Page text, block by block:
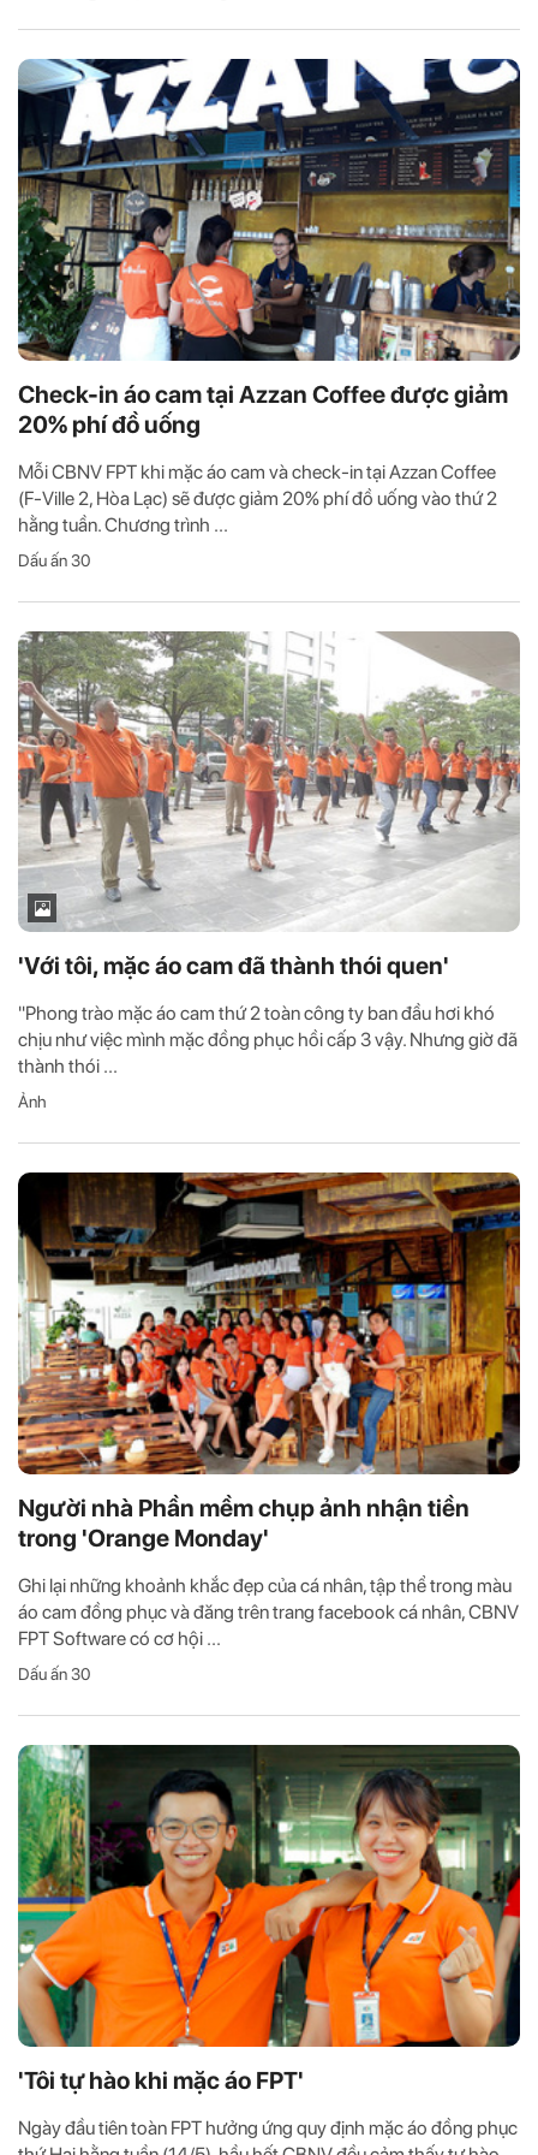
Check-in áo cam tại Azzan Coffee được giảm
20% phí đồ uống
Mỗi CBNV FPT khi mặc áo cam và check-in tại Azzan Coffee
(F-Ville 2, Hòa Lạc) sẽ được giảm 20% phí đồ uống vào thứ 2
hằng tuần. Chương trình ...
Dấu ấn 30
'Với tôi, mặc áo cam đã thành thói quen'
"Phong trào mặc áo cam thứ 2 toàn công ty ban đầu hơi khó
chịu như việc mình mặc đồng phục hồi cấp 3 vậy. Nhưng giờ đã
thành thói ...
Ảnh
Người nhà Phần mềm chụp ảnh nhận tiền
trong 'Orange Monday'
Ghi lại những khoảnh khắc đẹp của cá nhân, tập thể trong màu
áo cam đồng phục và đăng trên trang facebook cá nhân, CBNV
FPT Software có cơ hội ...
Dấu ấn 30
'Tôi tự hào khi mặc áo FPT'
Ngày đầu tiên toàn FPT hưởng ứng quy định mặc áo đồng phục